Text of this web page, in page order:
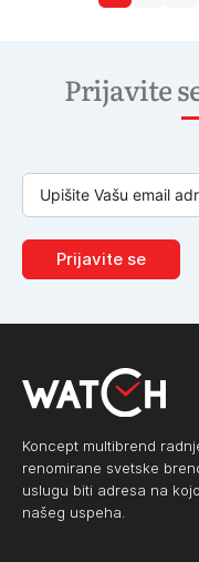
Prijavite
Prijavite se
Koncept multibrend
renomirane svetske
uslugu biti adresa na
našeg uspeha.